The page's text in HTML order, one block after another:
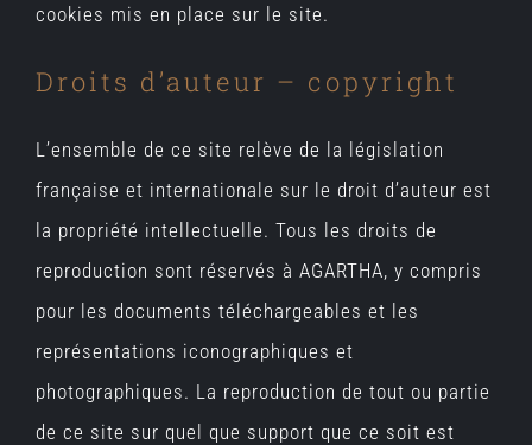
cookies mis en place sur le site.
Droits d’auteur – copyright
L’ensemble de ce site relève de la législation
française et internationale sur le droit d’auteur est
la propriété intellectuelle. Tous les droits de
reproduction sont réservés à AGARTHA, y compris
pour les documents téléchargeables et les
représentations iconographiques et
photographiques. La reproduction de tout ou partie
de ce site sur quel que support que ce soit est